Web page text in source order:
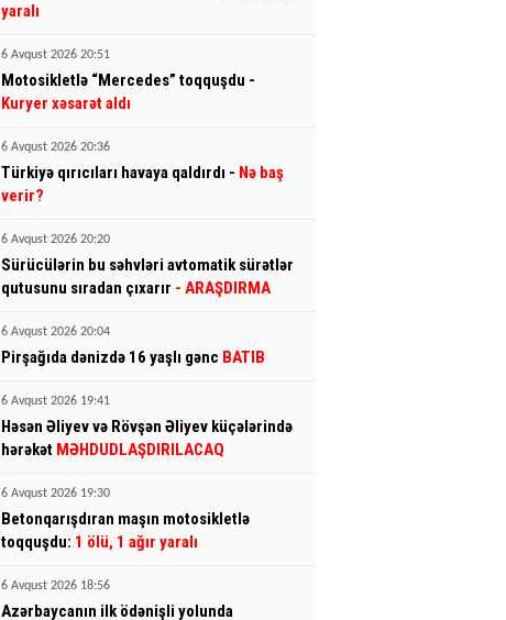
yaralı
6 Avqust 2026 20:51
Motosikletlə “Mercedes” toqquşdu -
Kuryer xəsarət aldı
6 Avqust 2026 20:36
Türkiyə qırıcıları havaya qaldırdı - Nə baş
verir?
6 Avqust 2026 20:20
Sürücülərin bu səhvləri avtomatik sürətlər
qutusunu sıradan çıxarır - ARAŞDIRMA
6 Avqust 2026 20:04
Pirşağıda dənizdə 16 yaşlı gənc BATIB
6 Avqust 2026 19:41
Həsən Əliyev və Rövşən Əliyev küçələrində
hərəkət MƏHDUDLAŞDIRILACAQ
6 Avqust 2026 19:30
Betonqarışdıran maşın motosikletlə
toqquşdu: 1 ölü, 1 ağır yaralı
6 Avqust 2026 18:56
Azərbaycanın ilk ödənişli yolunda